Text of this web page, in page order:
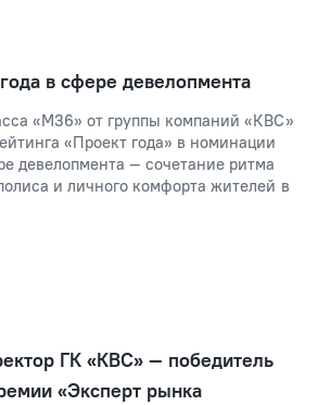
в сфере девелопмента
«М36» от группы компаний «КВС»
«Проект года» в номинации
девелопмента — сочетание ритма
и личного комфорта жителей в
ГК «КВС» — победитель
«Эксперт рынка